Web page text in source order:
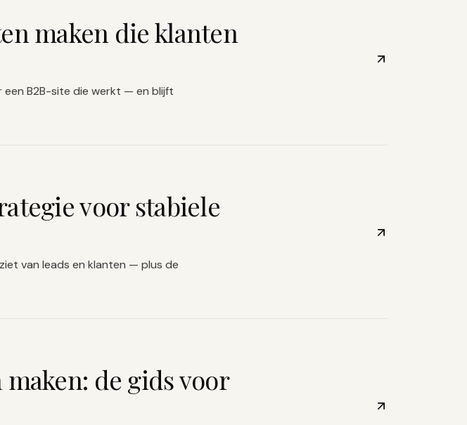
maken die klanten
B2B-site die werkt — en blijft
voor stabiele
van leads en klanten — plus de
de gids voor